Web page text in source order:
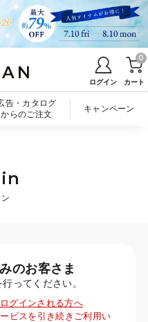
ログイン カート
0
告・カタログ
からのご注文
キャンペーン
のお客さま
ってください。
グインされる方へ
ビスを引き続きご利用い